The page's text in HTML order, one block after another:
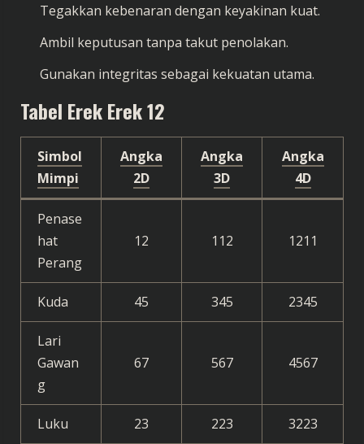
Tegakkan kebenaran dengan keyakinan kuat.
Ambil keputusan tanpa takut penolakan.
Gunakan integritas sebagai kekuatan utama.
Tabel Erek Erek 12
Simbol
Mimpi
Angka
2D
Angka
3D
Angka
4D
Penase
hat
Perang
12 112 1211
Kuda 45 345 2345
Lari
Gawan
g
67 567 4567
Luku 23 223 3223